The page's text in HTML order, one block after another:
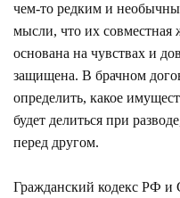
чем-то редким и
мысли, что их совместная
основана на чувствах и
защищена. В брачном
определить, какое
будет делиться при
перед другом.
Гражданский кодекс РФ